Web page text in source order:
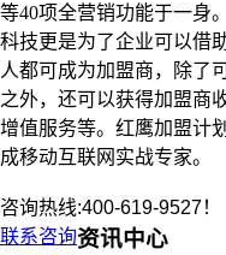
等40项全营销功能于一身
科技更是为了企业可以借
人都可成为加盟商，除了
之外，还可以获得加盟商
增值服务等。红鹰加盟计
成移动互联网实战专家。
咨询热线:400-619-9527！
联系咨询资讯中心